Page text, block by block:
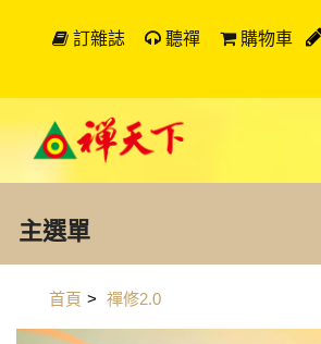
訂雜誌 聽禪 購物車
主選單
首頁 > 禪修2.0